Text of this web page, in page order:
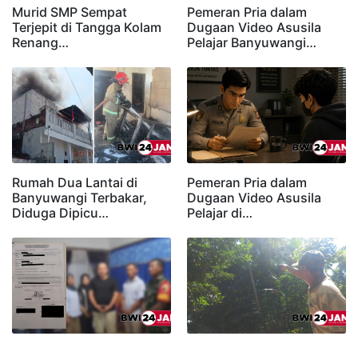
Murid SMP Sempat
Terjepit di Tangga Kolam
Renang…
Pemeran Pria dalam
Dugaan Video Asusila
Pelajar Banyuwangi…
Rumah Dua Lantai di
Banyuwangi Terbakar,
Diduga Dipicu…
Pemeran Pria dalam
Dugaan Video Asusila
Pelajar di…